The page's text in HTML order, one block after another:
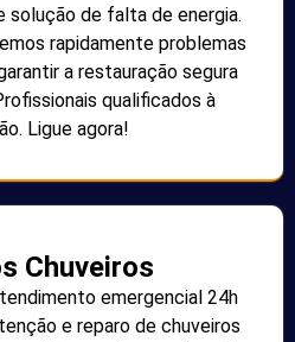
solução de falta de energia.
rapidamente problemas
a restauração segura
qualificados à
Ligue agora!
Chuveiros
emergencial 24h
e reparo de chuveiros